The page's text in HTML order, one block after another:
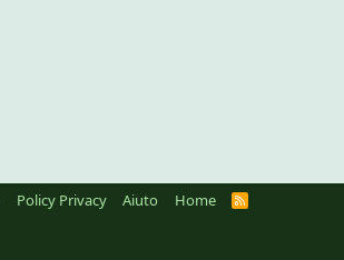
Policy Privacy Aiuto Home
R